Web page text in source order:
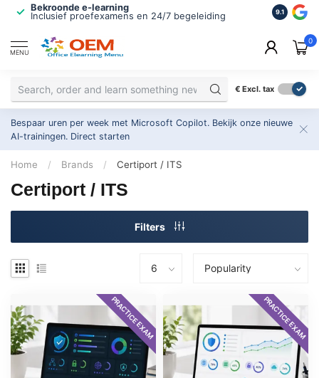
Bekroonde e-learning
Inclusief proefexamens en 24/7 begeleiding
ISO
2.500+
9.1
MENU
0
€ Excl. tax
Bespaar uren per week met Microsoft Copilot. Bekijk onze nieuwe
AI-trainingen. Direct starten
Home / Brands / Certiport / ITS
Certiport / ITS
Filters
PRACTICE EXAM PRACTICE EXAM